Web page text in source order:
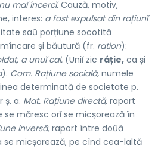
maĭ încercĭ. Cauză, motiv,
interes: a fost expulsat din rațiunĭ
saŭ porțiune socotită
și băutură (fr. ration):
a unuĭ cal. (Uniĭ zic ráție, ca și
). Com. Rațiune socială, numele
determinată de societate p.
ș. a. Mat. Rațiune directă, raport
măresc orĭ se micșorează în
inversă,raport între doŭă
micșorează, pe cînd cea-laltă